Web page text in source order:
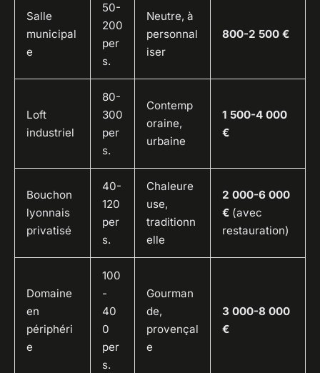
Salle
municipal
e
50-
200
per
s.
Neutre, à
personnal
iser
800-2 500 €
Loft
industriel
80-
300
per
s.
Contemp
oraine,
urbaine
1 500-4 000
€
Bouchon
lyonnais
privatisé
40-
120
per
s.
Chaleure
use,
traditionn
elle
2 000-6 000
€ (avec
restauration)
Domaine
en
périphéri
e
100
-
40
0
per
s.
Gourman
de,
provençal
e
3 000-8 000
€